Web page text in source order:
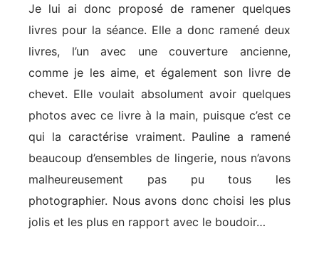
Je lui ai donc proposé de ramener quelques
livres pour la séance. Elle a donc ramené deux
livres, l’un avec une couverture ancienne,
comme je les aime, et également son livre de
chevet. Elle voulait absolument avoir quelques
photos avec ce livre à la main, puisque c’est ce
qui la caractérise vraiment. Pauline a ramené
beaucoup d’ensembles de lingerie, nous n’avons
malheureusement pas pu tous les
photographier. Nous avons donc choisi les plus
jolis et les plus en rapport avec le boudoir…